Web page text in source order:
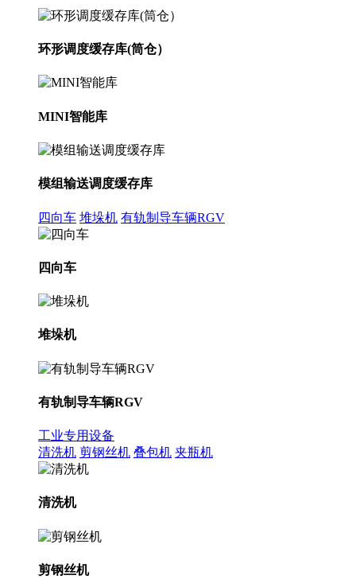
环形调度缓存库(筒仓）
MINI智能库
模组输送调度缓存库
四向车 堆垛机 有轨制导车辆RGV
四向车
堆垛机
有轨制导车辆RGV
工业专用设备
清洗机 剪钢丝机 叠包机 夹瓶机
清洗机
剪钢丝机